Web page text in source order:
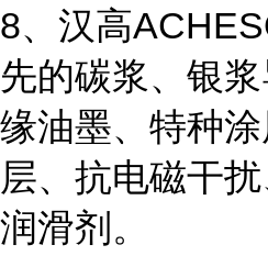
8、汉高
先的碳浆、银
缘油墨、特种
层、抗电磁干
润滑剂。